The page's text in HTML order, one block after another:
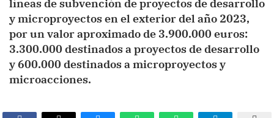
líneas de subvención de proyectos de desarrollo
y microproyectos en el exterior del año 2023,
por un valor aproximado de 3.900.000 euros:
3.300.000 destinados a proyectos de desarrollo
y 600.000 destinados a microproyectos y
microacciones.